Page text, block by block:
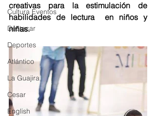
Cultura Eventos
Destacar
Deportes
Atlántico
La Guajira
Cesar
English
creativas para la estimulación de
habilidades de lectura  en niños y
niñas.